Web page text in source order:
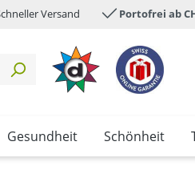
Versand Portofrei ab
Gesundheit Schönheit